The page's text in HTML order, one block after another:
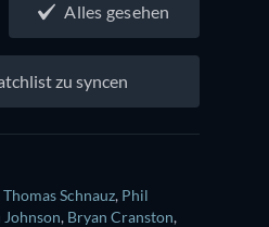
Alles gesehen
zu syncen
Thomas Schnauz, Phil
Johnson, Bryan Cranston,